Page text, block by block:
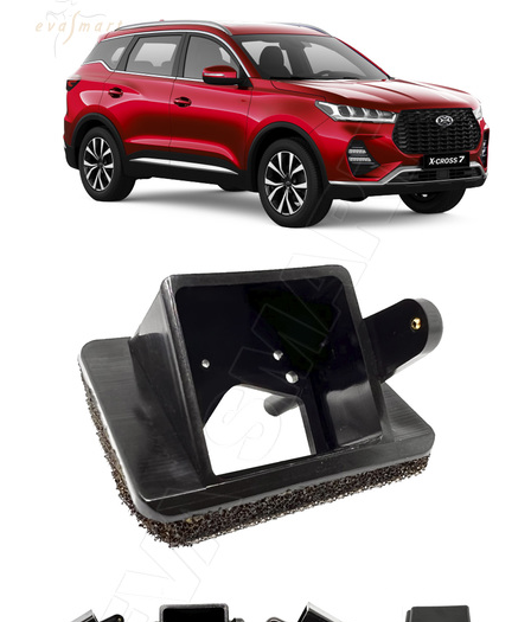
Главная Каталог
Авто аксессуары
Омыватели камеры заднего вида и переднего обзора
Xcite X-Cross 7 c 2024 - г.в. (без системы
кругового обзора) (4360) омыватель
камеры заднего вида